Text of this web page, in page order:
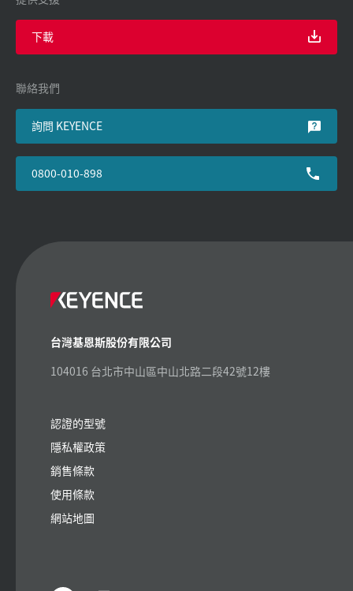
下載
聯絡我們
詢問 KEYENCE
0800-010-898
台灣基恩斯股份有限公司
104016 台北市中山區中山北路二段42號12樓
認證的型號
隱私權政策
銷售條款
使用條款
網站地圖